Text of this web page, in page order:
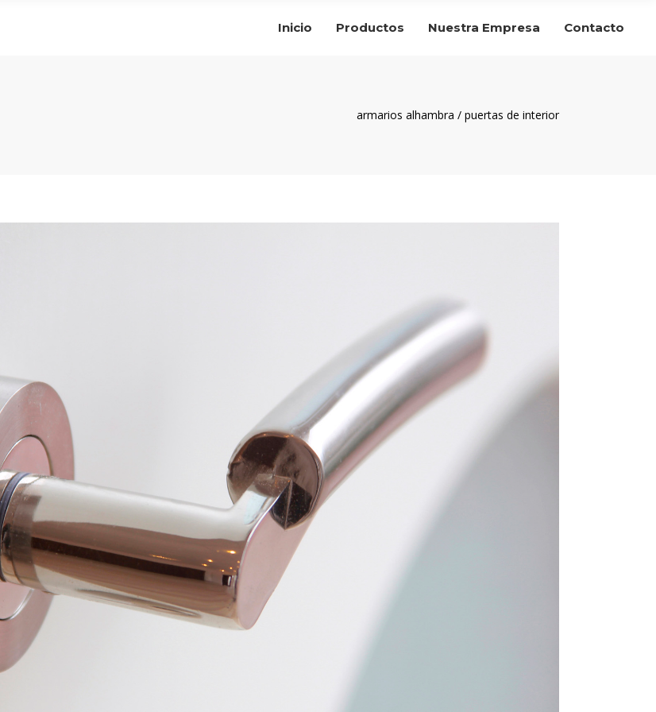
Inicio Productos Nuestra Empresa Contacto
armarios alhambra / puertas de interior